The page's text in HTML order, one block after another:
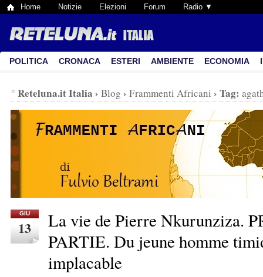
Home Notizie Elezioni Forum Radio ▼
POLITICA CRONACA ESTERI AMBIENTE ECONOMIA
Reteluna.it Italia › Blog › Frammenti Africani › Tag:
GIU
13
La vie de Pierre Nkurunziza.
PARTIE. Du jeune homme
implacable